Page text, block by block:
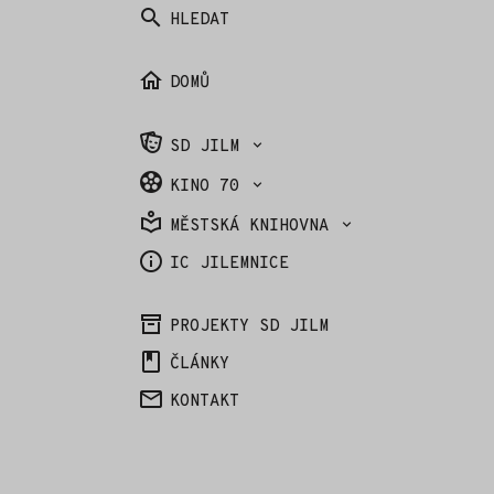
HLEDAT
DOMŮ
SD JILM
KINO 70
MĚSTSKÁ KNIHOVNA
IC JILEMNICE
PROJEKTY SD JILM
ČLÁNKY
KONTAKT